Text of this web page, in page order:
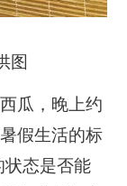
图
瓜，晚上约
假生活的标
状态是否能